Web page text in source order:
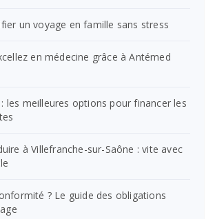
un voyage en famille sans stress
en médecine grâce à Antémed
les meilleures options pour financer les
à Villefranche-sur-Saône : vite avec
? Le guide des obligations